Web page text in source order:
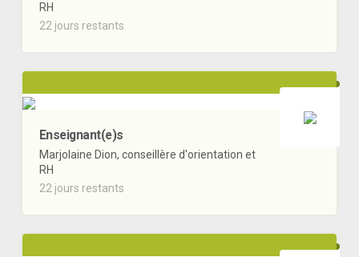
RH
22 jours restants
Enseignant(e)s
Marjolaine Dion, conseillère d'orientation et
RH
22 jours restants